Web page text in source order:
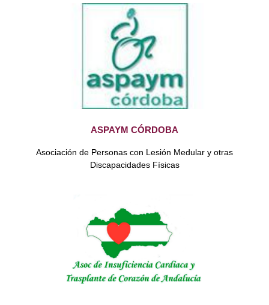
ASPAYM CÓRDOBA
Asociación de Personas con Lesión Medular y otras
Discapacidades Físicas